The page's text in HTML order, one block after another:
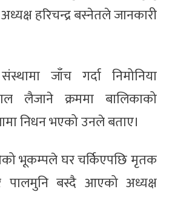
हरिचन्द्र बस्नेतले जानकारी
जाँच गर्दा निमोनिया
लैजाने क्रममा बालिकाको
निधन भएको उनले बताए।
भूकम्पले घर चर्किएपछि मृतक
पालमुनि बस्दै आएको अध्यक्ष